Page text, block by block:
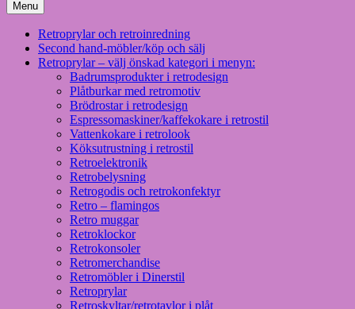
Menu
Retroprylar och retroinredning
Second hand-möbler/köp och sälj
Retroprylar – välj önskad kategori i menyn:
Badrumsprodukter i retrodesign
Plåtburkar med retromotiv
Brödrostar i retrodesign
Espressomaskiner/kaffekokare i retrostil
Vattenkokare i retrolook
Köksutrustning i retrostil
Retroelektronik
Retrobelysning
Retrogodis och retrokonfektyr
Retro – flamingos
Retro muggar
Retroklockor
Retrokonsoler
Retromerchandise
Retromöbler i Dinerstil
Retroprylar
Retroskyltar/retrotavlor i plåt